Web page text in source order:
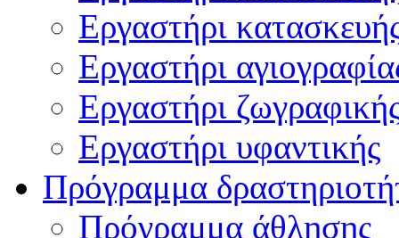
Εργαστήρι
Εργαστήρι
Εργαστήρι
Εργαστήρι υφαντικής
Πρόγραμμα
Πρόγραμμα άθλησης